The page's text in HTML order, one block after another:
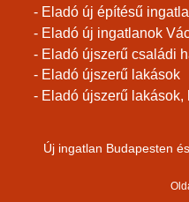
- Eladó új építésű
- Eladó új ingatlanok
- Eladó újszerű családi
- Eladó újszerű lakások
- Eladó újszerű lakások,
Új ingatlan Budapesten